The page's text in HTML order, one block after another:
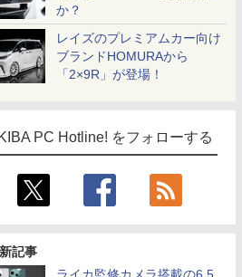
か？
レイズのプレミアムカー向け
ブランドHOMURAから
「2×9R」が登場！
PC Hotline! をフォローする
記事